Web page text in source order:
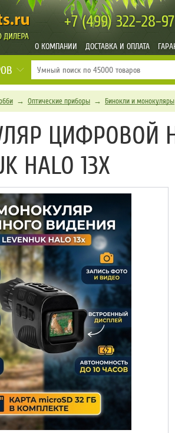
+7 (499)322-28-97
О КОМПАНИИ ДОСТАВКА И ОПЛАТА
→ Оптические приборы → Бинокли и монокуляры
ЦИФРОВОЙ
HALO 13X